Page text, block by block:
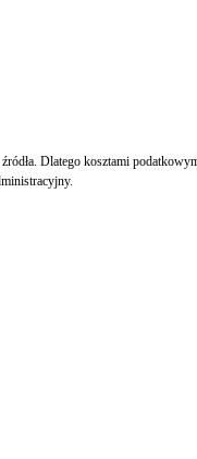
Dlatego kosztami